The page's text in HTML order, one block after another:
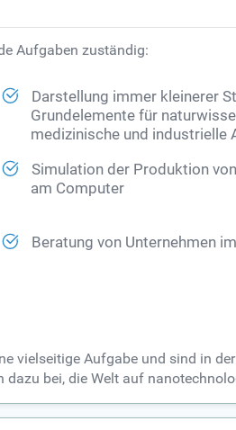
Aufgaben zuständig:
Darstellung immer kleinerer
Grundelemente für
medizinische und industrielle
Simulation der Produktion
am Computer
Beratung von Unternehmen
vielseitige Aufgabe und sind in
bei, die Welt auf